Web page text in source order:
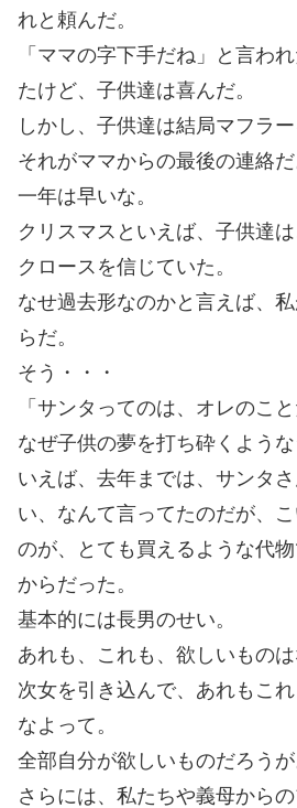
れと頼んだ。
「ママの字下手だね」と言わ
たけど、子供達は喜んだ。
しかし、子供達は結局マフラー
それがママからの最後の連絡だ
一年は早いな。
クリスマスといえば、子供達
クロースを信じていた。
なせ過去形なのかと言えば、
らだ。
そう・・・
「サンタってのは、オレのこ
なぜ子供の夢を打ち砕くよう
いえば、去年までは、サンタ
い、なんて言ってたのだが、
のが、とても買えるような代
からだった。
基本的には長男のせい。
あれも、これも、欲しいものは
次女を引き込んで、あれもこ
なよって。
全部自分が欲しいものだろうが
さらには、私たちや義母から